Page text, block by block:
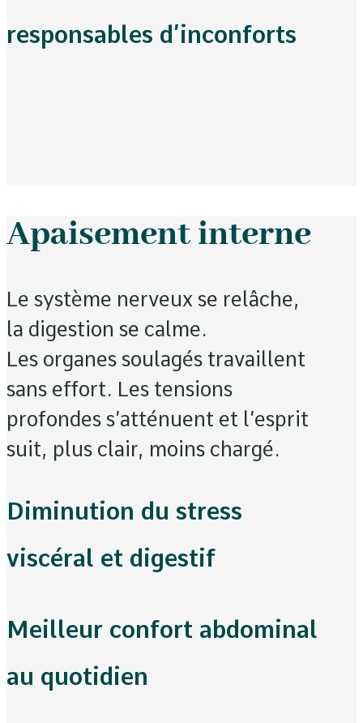
responsables d’inconforts
Apaisement interne
Le système nerveux se relâche,
la digestion se calme.
Les organes soulagés travaillent
sans effort. Les tensions
profondes s’atténuent et l’esprit
suit, plus clair, moins chargé.
Diminution du stress
viscéral et digestif
Meilleur confort abdominal
au quotidien